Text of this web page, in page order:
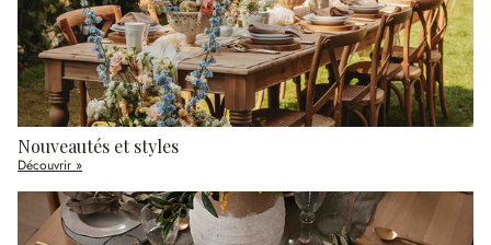
Nouveautés et styles
Découvrir »